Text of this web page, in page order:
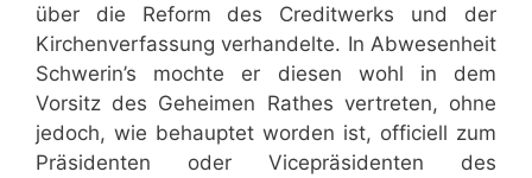
über die Reform des Creditwerks und der
Kirchenverfassung verhandelte. In Abwesenheit
Schwerin’s mochte er diesen wohl in dem
Vorsitz des Geheimen Rathes vertreten, ohne
jedoch, wie behauptet worden ist, officiell zum
Präsidenten oder Vicepräsidenten des